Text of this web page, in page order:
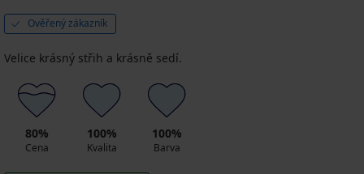
Ověřený zákazník
Velice krásný střih a krásně sedí.
80%
Cena
100%
Kvalita
100%
Barva